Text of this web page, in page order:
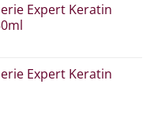
Expert Keratin
Expert Keratin